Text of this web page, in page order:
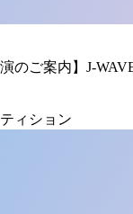
のご案内】J-
ィション